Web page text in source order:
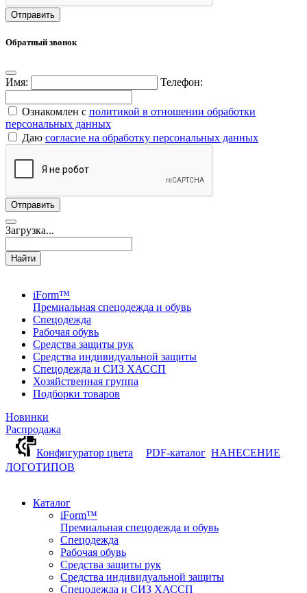
Обратный звонок
Имя: Телефон:
Ознакомлен с политикой в отношении обработки
персональных данных
Даю согласие на обработку персональных данных
Загрузка...
Найти
iForm™
Премиальная спецодежда и обувь
Спецодежда
Рабочая обувь
Средства защиты рук
Средства индивидуальной защиты
Спецодежда и СИЗ ХАССП
Хозяйственная группа
Подборки товаров
Новинки
Распродажа
Конфигуратор цвета
PDF-каталог НАНЕСЕНИЕ
ЛОГОТИПОВ
Каталог
iForm™
Премиальная спецодежда и обувь
Спецодежда
Рабочая обувь
Средства защиты рук
Средства индивидуальной защиты
Спецодежда и СИЗ ХАССП